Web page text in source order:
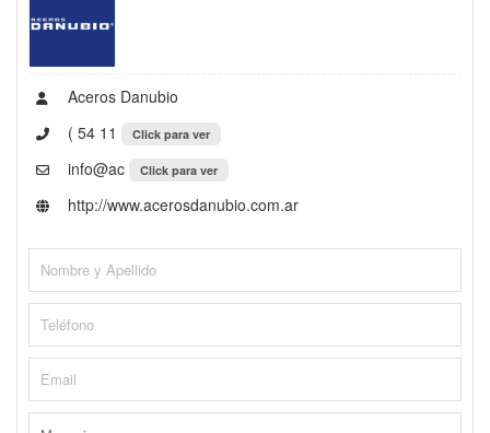
Aceros Danubio
( 54 11
Click para ver
info@ac Click para ver
http://www.acerosdanubio.com.ar